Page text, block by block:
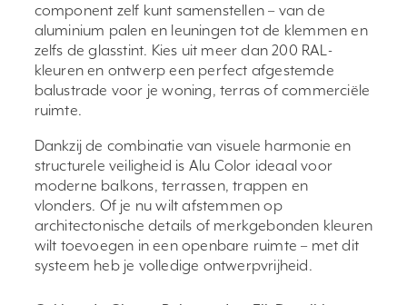
component zelf kunt samenstellen – van de
aluminium palen en leuningen tot de klemmen en
zelfs de glasstint. Kies uit meer dan 200 RAL-
kleuren en ontwerp een perfect afgestemde
balustrade voor je woning, terras of commerciële
ruimte.
Dankzij de combinatie van visuele harmonie en
structurele veiligheid is Alu Color ideaal voor
moderne balkons, terrassen, trappen en
vlonders. Of je nu wilt afstemmen op
architectonische details of merkgebonden kleuren
wilt toevoegen in een openbare ruimte – met dit
systeem heb je volledige ontwerpvrijheid.